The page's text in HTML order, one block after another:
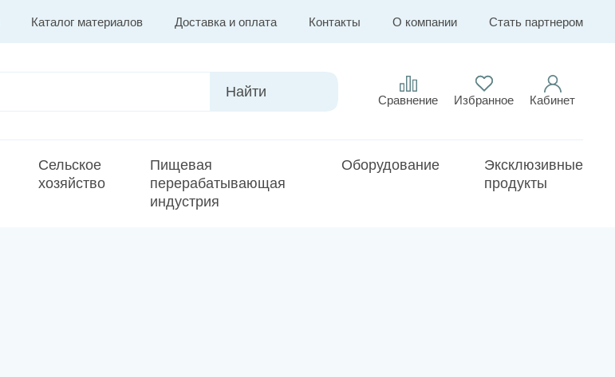
Каталог материалов Доставка и оплата Контакты О компании Стать партнером
Сравнение Избранное Кабинет
Сельское
хозяйство
Пищевая
перерабатывающая
индустрия
Оборудование
Эксклюзивные
продукты